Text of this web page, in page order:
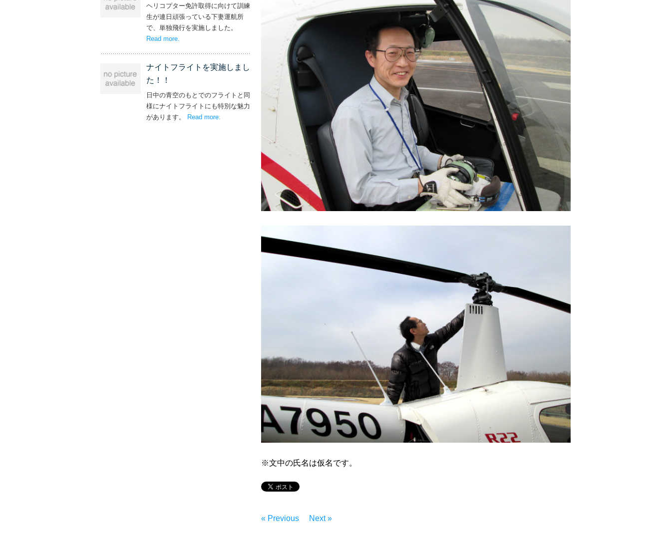
※文中の氏名は仮名です。
« Previous Next »
ヘリコプター免許取得に向けて訓練
生が連日頑張っている下妻運航所
で、単独飛行を実施しました。
Read more
ナイトフライトを実施しまし
た！！
日中の青空のもとでのフライトと同
様にナイトフライトにも特別な魅力
があります。
Read more– ‘ナイトフライトを実施しました！！’
.